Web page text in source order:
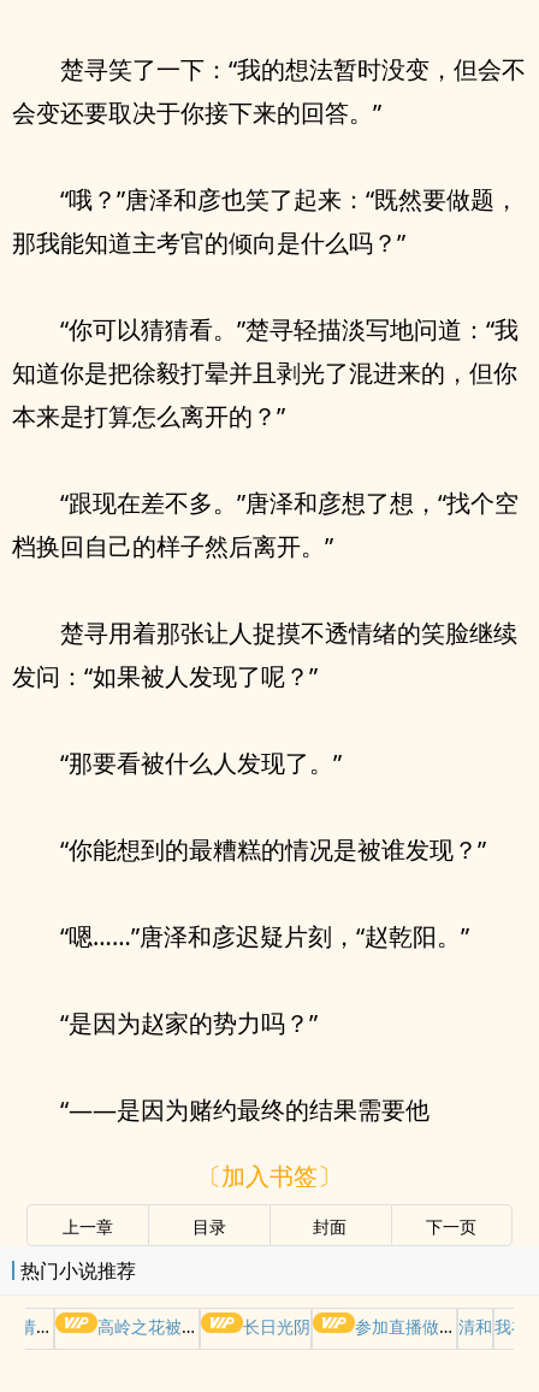
楚寻笑了一下：“我的想法暂时没变，但会不
会变还要取决于你接下来的回答。”
“哦？”唐泽和彦也笑了起来：“既然要做题，
那我能知道主考官的倾向是什么吗？”
“你可以猜猜看。”楚寻轻描淡写地问道：“我
知道你是把徐毅打晕并且剥光了混进来的，但你
本来是打算怎么离开的？”
“跟现在差不多。”唐泽和彦想了想，“找个空
档换回自己的样子然后离开。”
楚寻用着那张让人捉摸不透情绪的笑脸继续
发问：“如果被人发现了呢？”
“那要看被什么人发现了。”
“你能想到的最糟糕的情况是被谁发现？”
“嗯……”唐泽和彦迟疑片刻，“赵乾阳。”
“是因为赵家的势力吗？”
“——是因为赌约最终的结果需要他
〔加入书签〕
上一章 目录 封面 下一页
热门小说推荐
摆好 高岭之花被权贵轮了后 长日光阴 参加直播做爱综艺后我火了(NPH) 清和我在